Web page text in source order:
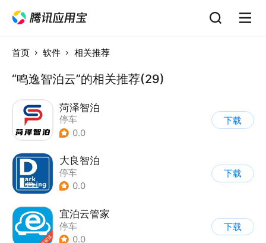
首页 软件 相关推荐
“鸣逸智泊云”的相关推荐(29)
菏泽智泊
停车
0.0
下载
大良智泊
停车
0.0
下载
宜泊云管家
停车
0.0
下载